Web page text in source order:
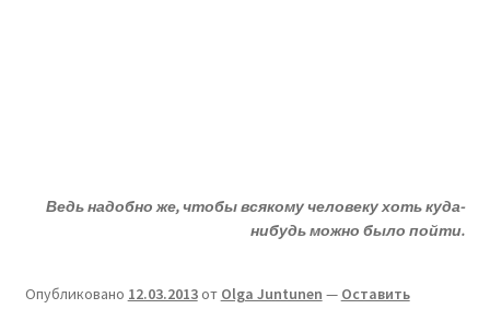
меню
Ведь надобно же, чтобы всякому человеку хоть куда-
нибудь можно было пойти.
Опубликовано 12.03.2013от Olga Juntunen — Оставить